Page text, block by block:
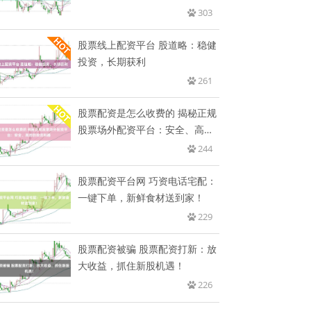
303
股票线上配资平台 股道略：稳健
投资，长期获利
261
股票配资是怎么收费的 揭秘正规
股票场外配资平台：安全、高效
244
股票配资平台网 巧资电话宅配：
一键下单，新鲜食材送到家！
229
股票配资被骗 股票配资打新：放
大收益，抓住新股机遇！
226